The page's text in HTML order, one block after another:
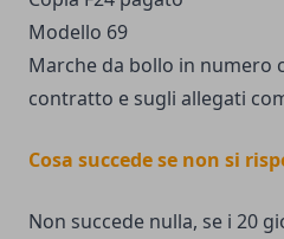
Modello 69
Marche da bollo in numero
contratto e sugli allegati
Cosa succede se non si
Non succede nulla, se i 20